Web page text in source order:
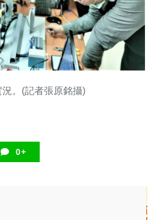
況。(記者張原銘攝)
0+